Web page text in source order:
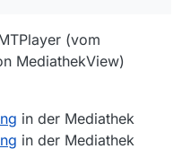
(vom
MediathekView)
in der Mediathek
in der Mediathek